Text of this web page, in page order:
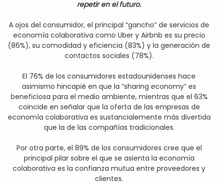
repetir en el futuro.
A ojos del consumidor, el principal “gancho” de servicios de
economía colaborativa como Uber y Airbnb es su precio
(86%), su comodidad y eficiencia (83%) y la generación de
contactos sociales (78%).
El 76% de los consumidores estadounidenses hace
asimismo hincapié en que la “sharing economy” es
beneficiosa para el medio ambiente, mientras que el 63%
coincide en señalar que la oferta de las empresas de
economía colaborativa es sustancialemente más divertida
que la de las compañías tradicionales.
Por otra parte, el 89% de los consumidores cree que el
principal pilar sobre el que se asienta la economía
colaborativa es la confianza mutua entre proveedores y
clientes.